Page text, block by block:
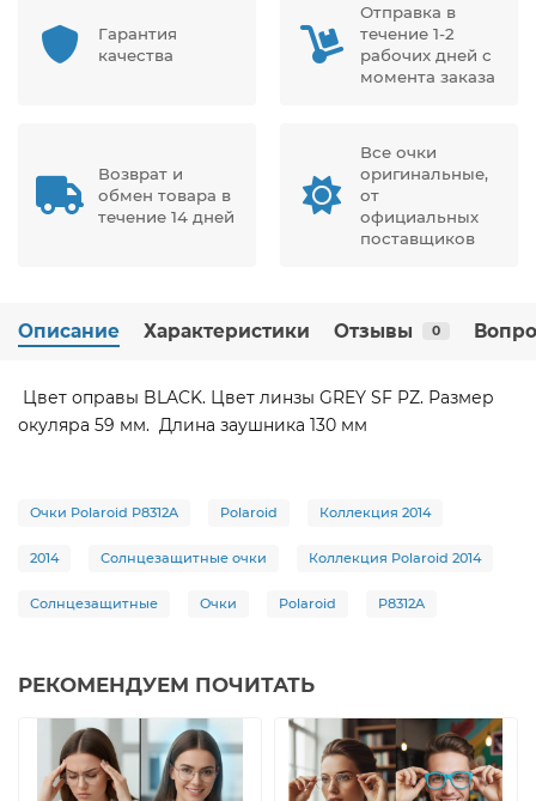
Гарантия
качества
Отправка в
течение 1-2
рабочих дней с
момента заказа
Возврат и
обмен товара в
течение 14 дней
Все очки
оригинальные,
от
официальных
поставщиков
Описание Характеристики Отзывы 0
Цвет оправы BLACK. Цвет линзы GREY SF PZ. Размер
окуляра 59 мм. Длина заушника 130 мм
Очки Polaroid P8312A Polaroid Коллекция 2014
2014 Солнцезащитные очки Коллекция Polaroid 2014
Солнцезащитные Очки Polaroid P8312A
РЕКОМЕНДУЕМ ПОЧИТАТЬ